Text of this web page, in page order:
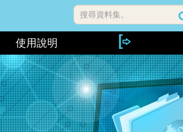
搜尋資料集。
使用說明